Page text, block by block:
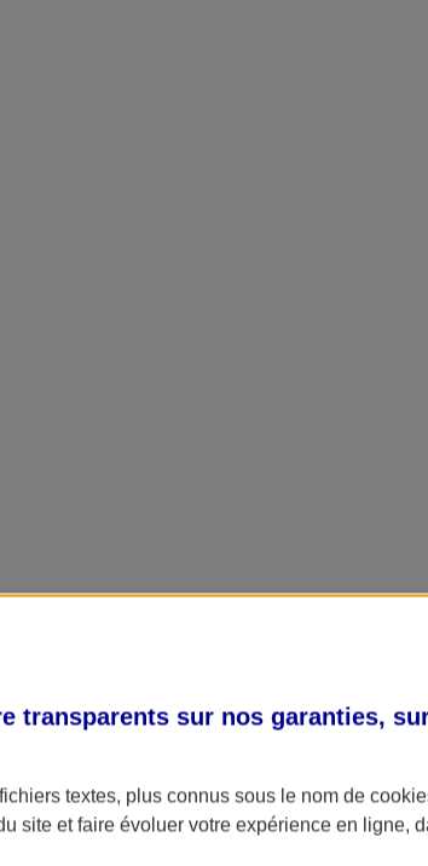
transparents sur nos garanties,
textes, plus connus sous le nom de
site et faire évoluer votre expérience en ligne,